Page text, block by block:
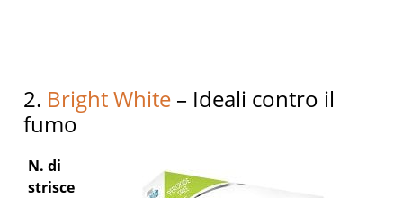
2. Bright White – Ideali contro il
fumo
N. di
strisce